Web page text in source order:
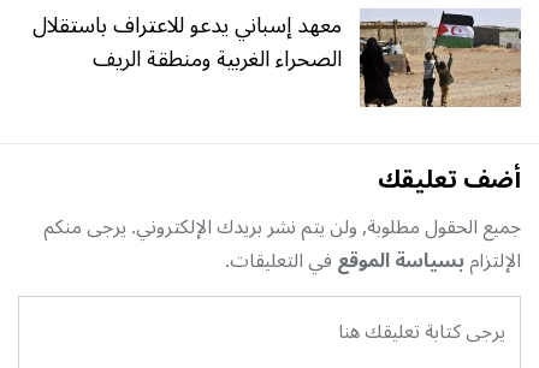
معهد إسباني يدعو للاعتراف باستقلال
الصحراء الغربية ومنطقة الريف
أضف تعليقك
جميع الحقول مطلوبة, ولن يتم نشر بريدك الإلكتروني. يرجى منكم
الإلتزامبسياسة الموقعفي التعليقات.